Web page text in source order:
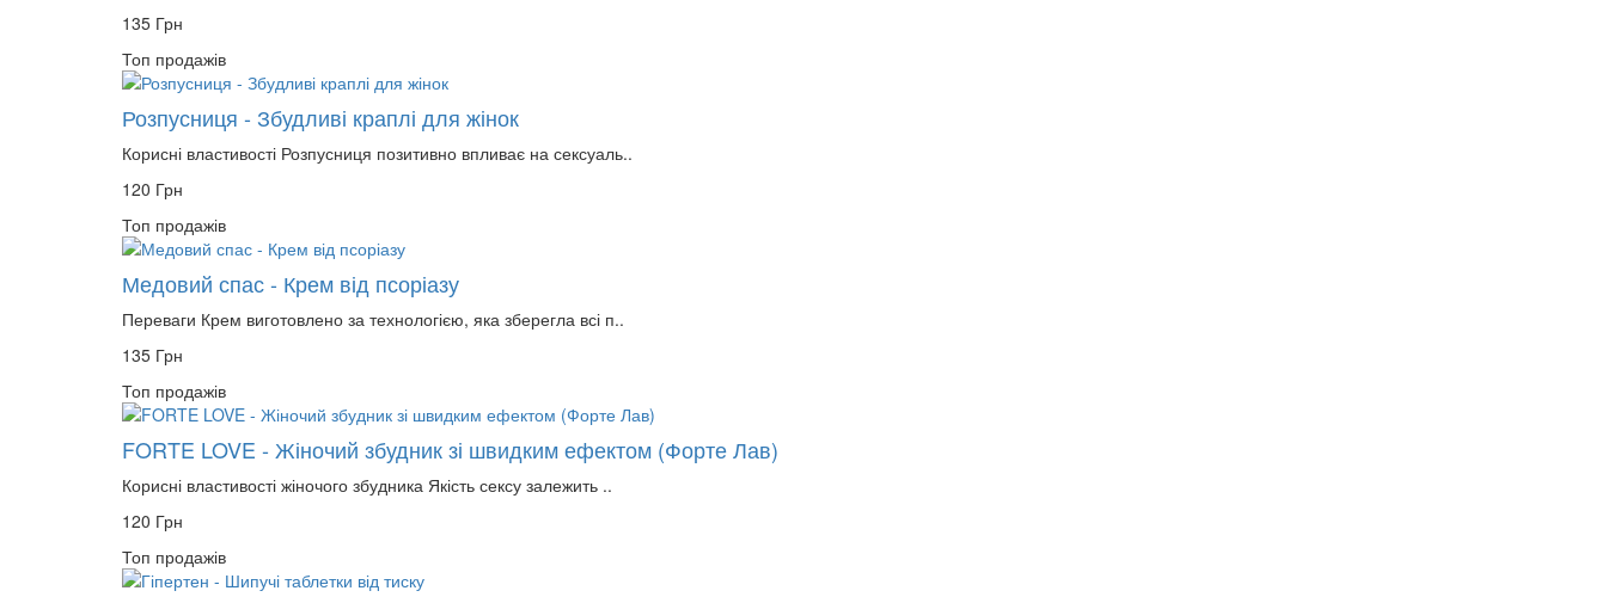
135 Грн
Топ продажів
Розпусниця - Збудливі краплі для жінок
Корисні властивості Розпусниця позитивно впливає на сексуаль..
120 Грн
Топ продажів
Медовий спас - Крем від псоріазу
Переваги Крем виготовлено за технологією, яка зберегла всі п..
135 Грн
Топ продажів
FORTE LOVE - Жіночий збудник зі швидким ефектом (Форте Лав)
Корисні властивості жіночого збудника Якість сексу залежить ..
120 Грн
Топ продажів